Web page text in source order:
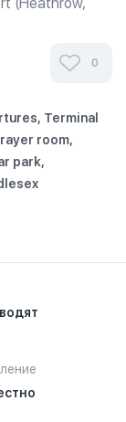
Heathrow
фотографиях
0
Terminal
room,
park,